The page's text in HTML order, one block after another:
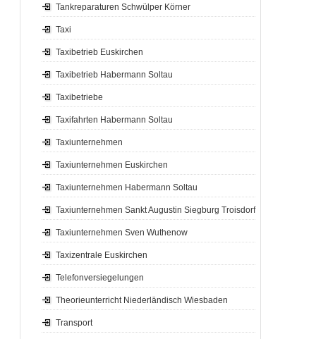
Tankreparaturen Schwülper Körner
Taxi
Taxibetrieb Euskirchen
Taxibetrieb Habermann Soltau
Taxibetriebe
Taxifahrten Habermann Soltau
Taxiunternehmen
Taxiunternehmen Euskirchen
Taxiunternehmen Habermann Soltau
Taxiunternehmen Sankt Augustin Siegburg Troisdorf
Taxiunternehmen Sven Wuthenow
Taxizentrale Euskirchen
Telefonversiegelungen
Theorieunterricht Niederländisch Wiesbaden
Transport